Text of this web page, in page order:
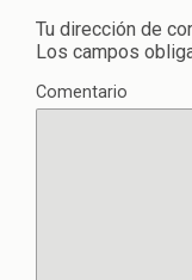
Tu dirección de
Los campos
Comentario